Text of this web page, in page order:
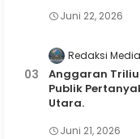
Juni 22, 2026
Redaksi
Anggaran
Publik
Utara.
Juni 21, 2026